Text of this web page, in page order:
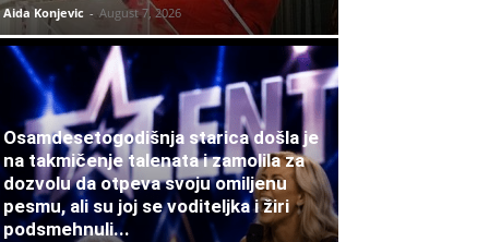
Aida Konjevic - August 7, 2026
Osamdesetogodišnja starica došla je
na takmičenje talenata i zamolila za
dozvolu da otpeva svoju omiljenu
pesmu, ali su joj se voditeljka i žiri
podsmehnuli...